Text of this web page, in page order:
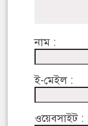
নাম :
ই-মেইল :
ওয়েবসাইট :